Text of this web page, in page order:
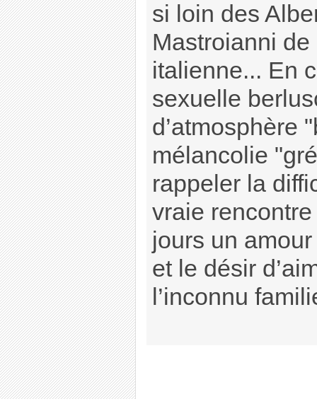
si loin des
Mastroianni
italienne... En
sexuelle
d’atmosphère
mélancolie
rappeler la
vraie
jours un
et le désir
l’inconnu